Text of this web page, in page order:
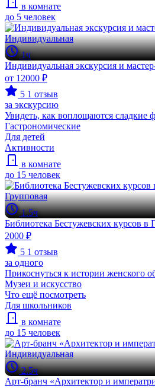
в комнате
до 5 человек
Индивидуальная
1ч
Индивидуальная экскурсия и
от 12000 ₽
5 1 отзыв
за экскурсию
Увидеть, как воплощаются сладкие
Гастрономические
Для детей
Активности
в комнате
до 15 человек
Групповая
1.5ч
Библиотека Бестужевских курсов в
2000 ₽
5 1 отзыв
за одного
Прикоснуться к истории женского
Музеи и искусство
Что ещё посмотреть
Для школьников
в комнате
до 15 человек
Индивидуальная
2.5ч
Арт-бранч «Архитектор и